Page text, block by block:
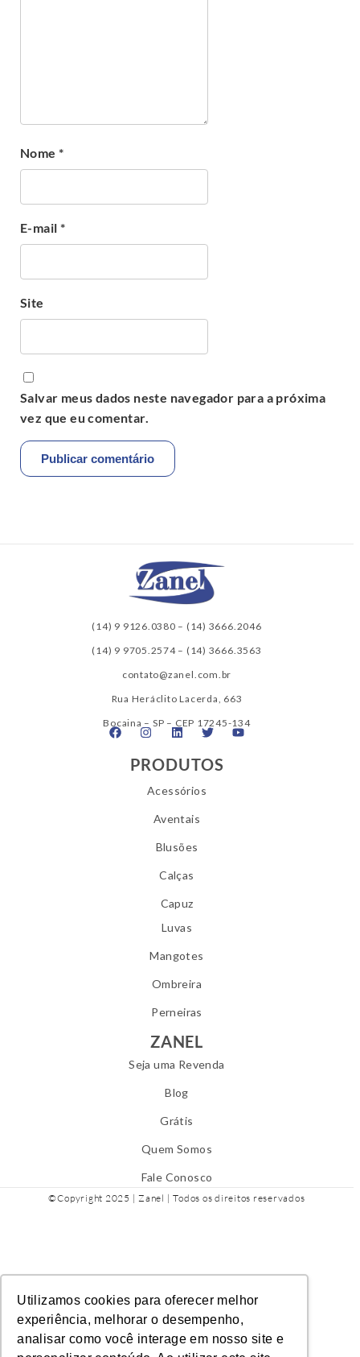
Utilizamos cookies para oferecer melhor
experiência, melhorar o desempenho,
analisar como você interage em nosso site e
Nome *
E-mail *
Site
Salvar meus dados neste navegador para a próxima
vez que eu comentar.
(14) 9 9126.0380 – (14) 3666.2046
(14) 9 9705.2574– (14) 3666.3563
contato@zanel.com.br
Rua Heráclito Lacerda, 663
Bocaina – SP – CEP 17245-134
PRODUTOS
Acessórios
Aventais
Blusões
Calças
Capuz
Luvas
Mangotes
Ombreira
Perneiras
ZANEL
Seja uma Revenda
Blog
Grátis
Quem Somos
Fale Conosco
©Copyright 2025 | Zanel | Todos os direitos reservados